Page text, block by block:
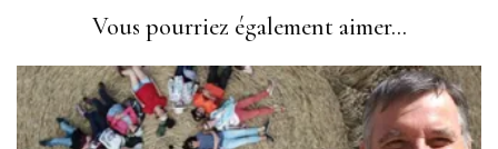
Vous pourriez également aimer...